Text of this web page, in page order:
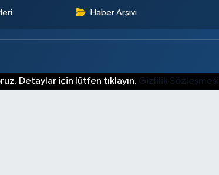
Haber Arşivi
Detaylar için lütfen tıklayın. Gizlilik Sözleşmesi